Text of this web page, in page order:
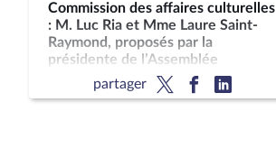
Commission des affaires culturelles
: M. Luc Ria et Mme Laure Saint-
Raymond, proposés par la
présidente de l’Assemblée
nationale comme membres du
Conseil d’évaluation de l’école
partager